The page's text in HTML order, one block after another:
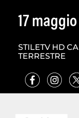
17 maggio
STILETV HD
TERRESTRE